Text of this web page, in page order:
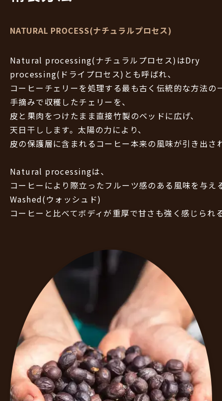
NATURAL PROCESS(ナチュラルプロセス)
Natural processing(ナチュラルプロセス)はDry
processing(ドライプロセス)とも呼ばれ、
コーヒーチェリーを処理する最も古く伝統的な方法の
手摘みで収穫したチェリーを、
皮と果肉をつけたまま直接竹製のベッドに広げ、
天日干しします。太陽の力により、
皮の保護層に含まれるコーヒー本来の風味が引き出さ
Natural processingは、
コーヒーにより際立ったフルーツ感のある風味を与え
Washed(ウォッシュド)
コーヒーと比べてボディが重厚で甘さも強く感じられ